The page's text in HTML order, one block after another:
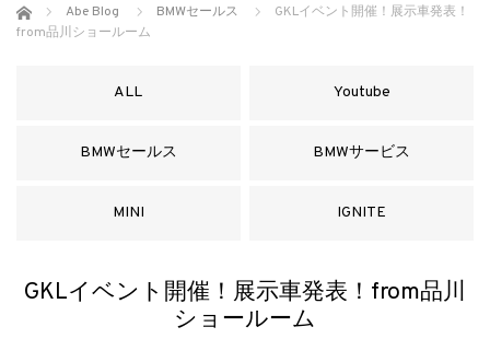
ホーム Abe Blog BMWセールス
GKLイベント開催！展示車発表！
from品川ショールーム
ALL Youtube
BMWセールス BMWサービス
MINI IGNITE
GKLイベント開催！展示車発表！from品川
ショールーム